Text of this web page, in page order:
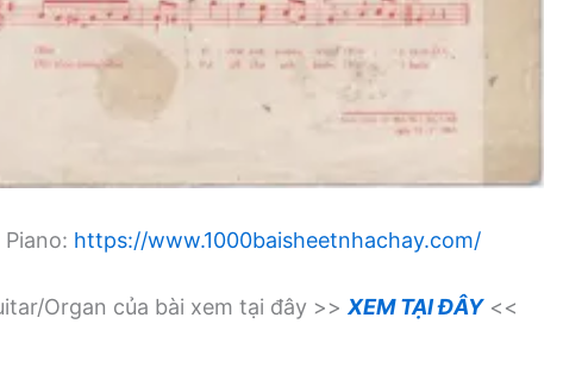
https://www.1000baisheetnhachay.com/
Organ của bài xem tại đây >> XEM TẠI ĐÂY<<